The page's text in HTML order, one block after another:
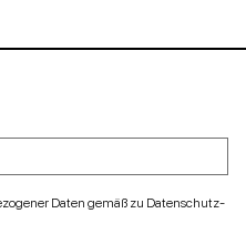
Daten gemäß zu Datenschutz-